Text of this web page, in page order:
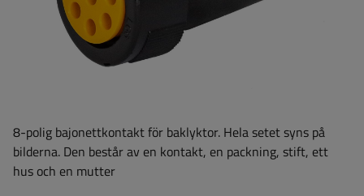
8-polig bajonettkontakt för baklyktor. Hela setet syns på
bilderna. Den består av en kontakt, en packning, stift, ett
hus och en mutter